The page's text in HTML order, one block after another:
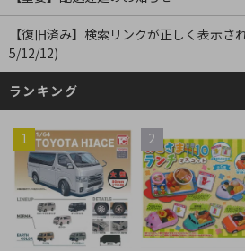
【復旧済み】検索リンクが正しく表示さ
5/12/12)
ランキング
1 2